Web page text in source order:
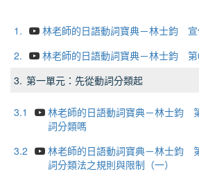
1.
林老師的日語動詞寶典－林士鈞 宣
2.
林老師的日語動詞寶典－林士鈞
3. 第一單元：先從動詞分類起
3.1
林老師的日語動詞寶典－林士鈞
詞分類嗎
3.2
林老師的日語動詞寶典－林士鈞
詞分類法之規則與限制（一）